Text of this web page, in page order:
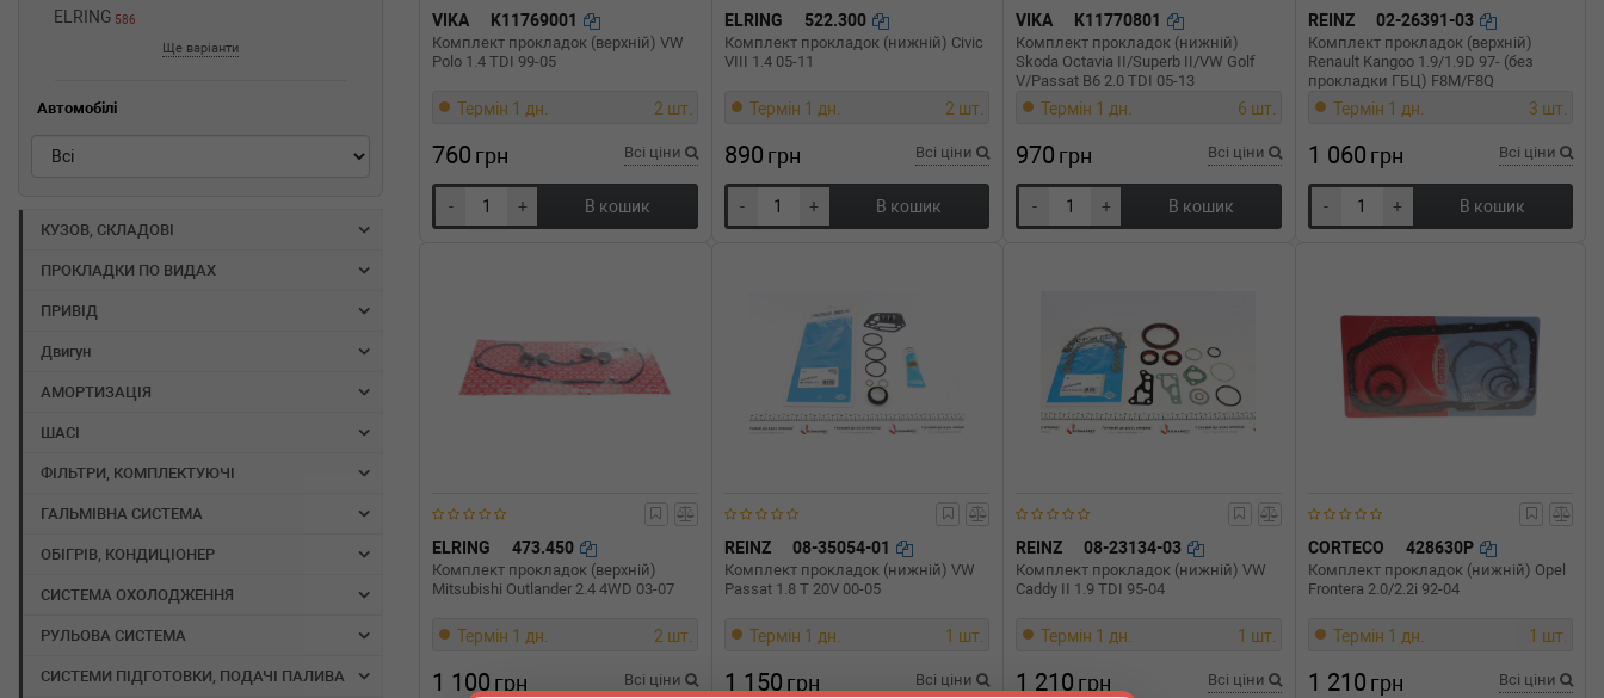
ELRING 586
Ще варіанти
Автомобілі
КУЗОВ, СКЛАДОВІ
ПРОКЛАДКИ ПО ВИДАХ
ПРИВІД
Двигун
АМОРТИЗАЦІЯ
ШАСІ
ФІЛЬТРИ, КОМПЛЕКТУЮЧІ
ГАЛЬМІВНА СИСТЕМА
ОБІГРІВ, КОНДИЦІОНЕР
СИСТЕМА ОХОЛОДЖЕННЯ
РУЛЬОВА СИСТЕМА
СИСТЕМИ ПІДГОТОВКИ, ПОДАЧІ ПАЛИВА
VIKA K11769001
Комплект прокладок (верхній) VW
Polo 1.4 TDI 99-05
Термін 1 дн. 2 шт.
760 грн Всі ціни
- + В кошик
ELRING 522.300
Комплект прокладок (нижній) Civic
VIII 1.4 05-11
Термін 1 дн. 2 шт.
890 грн Всі ціни
- + В кошик
VIKA K11770801
Комплект прокладок (нижній)
Skoda Octavia II/Superb II/VW Golf
V/Passat B6 2.0 TDI 05-13
Термін 1 дн. 6 шт.
970 грн Всі ціни
- + В кошик
REINZ 02-26391-03
Комплект прокладок (верхній)
Renault Kangoo 1.9/1.9D 97- (без
прокладки ГБЦ) F8M/F8Q
Термін 1 дн. 3 шт.
1 060 грн Всі ціни
- + В кошик
ELRING 473.450
Комплект прокладок (верхній)
Mitsubishi Outlander 2.4 4WD 03-07
Термін 1 дн. 2 шт.
1 100 грн Всі ціни
REINZ 08-35054-01
Комплект прокладок (нижній) VW
Passat 1.8 T 20V 00-05
Термін 1 дн. 1 шт.
1 150 грн Всі ціни
REINZ 08-23134-03
Комплект прокладок (нижній) VW
Caddy II 1.9 TDI 95-04
Термін 1 дн. 1 шт.
1 210 грн Всі ціни
CORTECO 428630P
Комплект прокладок (нижній) Opel
Frontera 2.0/2.2i 92-04
Термін 1 дн. 1 шт.
1 210 грн Всі ціни